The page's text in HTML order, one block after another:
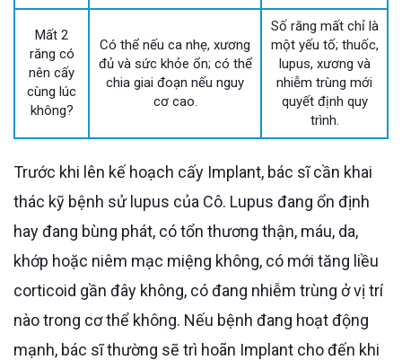
Mất 2
răng có
nên cấy
cùng lúc
không?
Có thể nếu ca nhẹ, xương
đủ và sức khỏe ổn; có thể
chia giai đoạn nếu nguy
cơ cao.
Số răng mất chỉ là
một yếu tố; thuốc,
lupus, xương và
nhiễm trùng mới
quyết định quy
trình.
Trước khi lên kế hoạch cấy Implant, bác sĩ cần khai
thác kỹ bệnh sử lupus của Cô. Lupus đang ổn định
hay đang bùng phát, có tổn thương thận, máu, da,
khớp hoặc niêm mạc miệng không, có mới tăng liều
corticoid gần đây không, có đang nhiễm trùng ở vị trí
nào trong cơ thể không. Nếu bệnh đang hoạt động
mạnh, bác sĩ thường sẽ trì hoãn Implant cho đến khi